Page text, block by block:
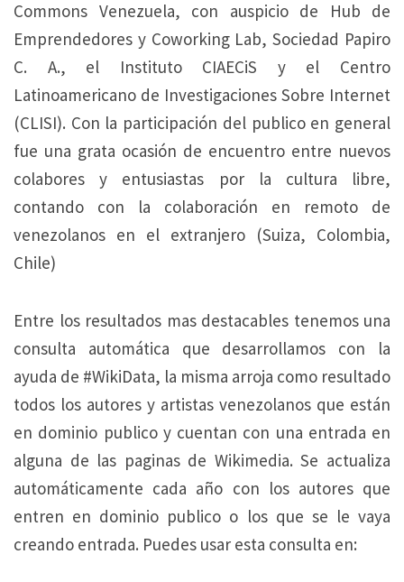
Commons Venezuela, con auspicio de Hub de
Emprendedores y Coworking Lab, Sociedad Papiro
C. A., el Instituto CIAECiS y el Centro
Latinoamericano de Investigaciones Sobre Internet
(CLISI). Con la participación del publico en general
fue una grata ocasión de encuentro entre nuevos
colabores y entusiastas por la cultura libre,
contando con la colaboración en remoto de
venezolanos en el extranjero (Suiza, Colombia,
Chile)
Entre los resultados mas destacables tenemos una
consulta automática que desarrollamos con la
ayuda de #WikiData, la misma arroja como resultado
todos los autores y artistas venezolanos que están
en dominio publico y cuentan con una entrada en
alguna de las paginas de Wikimedia. Se actualiza
automáticamente cada año con los autores que
entren en dominio publico o los que se le vaya
creando entrada. Puedes usar esta consulta en: